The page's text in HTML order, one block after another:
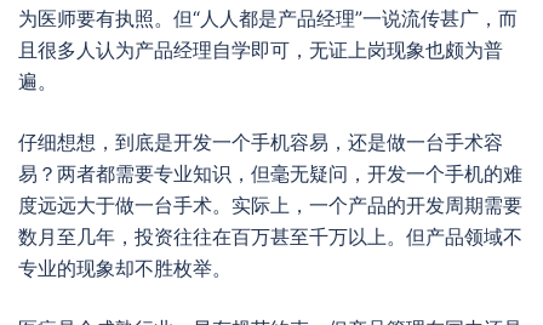
为医师要有执照。但“人人都是产品经理”一说流传甚广，而
且很多人认为产品经理自学即可，无证上岗现象也颇为普
遍。
仔细想想，到底是开发一个手机容易，还是做一台手术容
易？两者都需要专业知识，但毫无疑问，开发一个手机的难
度远远大于做一台手术。实际上，一个产品的开发周期需要
数月至几年，投资往往在百万甚至千万以上。但产品领域不
专业的现象却不胜枚举。